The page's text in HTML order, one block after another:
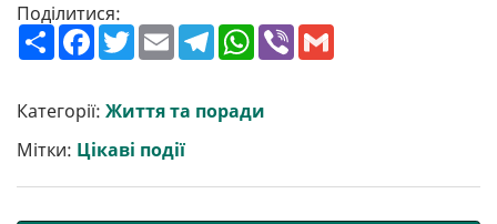
Поділитися:
П
о
р
и
т
и
F
a
b
o
o
k
T
w
t
e
r
E
m
l
T
e
g
r
W
h
s
A
V
Категорії: Життя та поради
Мітки: Цікаві події